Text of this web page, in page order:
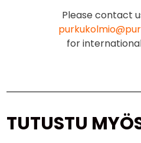
Please contact
for
TUTUSTU